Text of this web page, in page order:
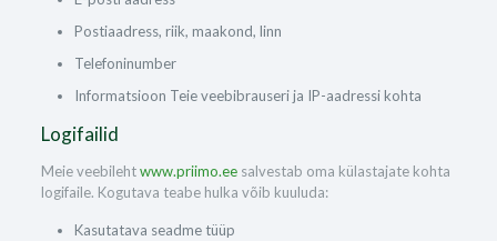
Postiaadress, riik, maakond, linn
Telefoninumber
Informatsioon Teie veebibrauseri ja IP-aadressi kohta
Logifailid
Meie veebilehtwww.priimo.eesalvestab oma külastajate kohta
logifaile. Kogutava teabe hulka võib kuuluda:
Kasutatava seadme tüüp